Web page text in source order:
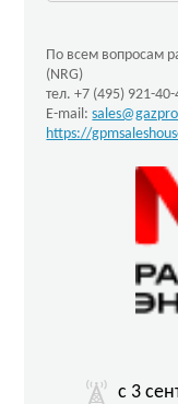
По всем вопросам
(NRG)
тел. +7 (495) 921-40-
E-mail:
https://
c 3